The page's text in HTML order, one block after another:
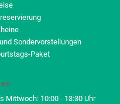
Sondervorstellungen
Paket
Mittwoch: 10:00 - 13:30 Uhr